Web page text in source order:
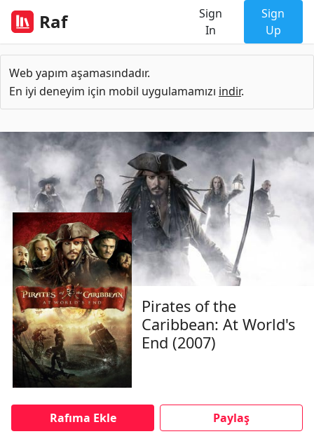
Raf
Sign
In
Sign
Up
Web yapım aşamasındadır.
En iyi deneyim için mobil uygulamamızı indir.
Pirates of the
Caribbean: At World's
End (2007)
Rafıma Ekle Paylaş